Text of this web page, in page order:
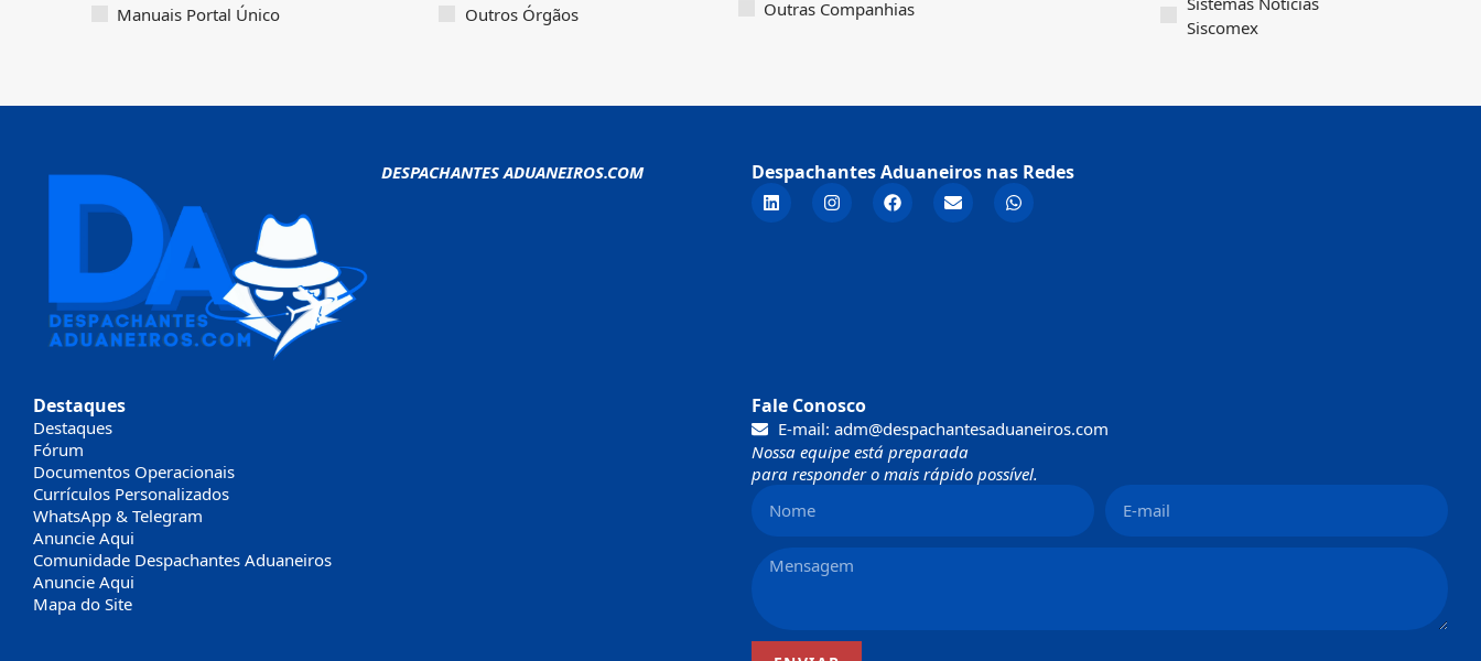
Manuais Portal Único
Outros Órgãos
Outras Companhias
Siscomex
DESPACHANTES ADUANEIROS.COM Despachantes Aduaneiros nas Redes
Destaques
Destaques
Fórum
Documentos Operacionais
Currículos Personalizados
WhatsApp & Telegram
Anuncie Aqui
Comunidade Despachantes Aduaneiros
Anuncie Aqui
Mapa do Site
Fale Conosco
E-mail: adm@despachantesaduaneiros.com
Nossa equipe está preparada
para responder o mais rápido possível.